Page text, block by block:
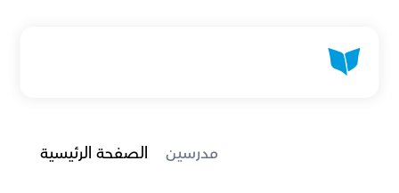
الصفحة الرئيسية مدرسين